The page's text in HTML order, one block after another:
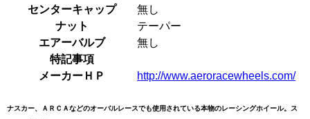
センターキャップ
無し
ナット
テーパー
エアーバルブ
無し
特記事項
メーカーＨＰ
http://www.aeroracewheels.com/
ナスカー、ＡＲＣＡなどのオーバルレースでも使用されている本物のレーシングホイール。ス